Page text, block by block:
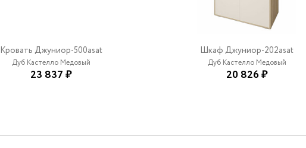
Кровать Джуниор-500asat
Дуб Кастелло Медовый
23 837 ₽
Шкаф Джуниор-202asat
Дуб Кастелло Медовый
20 826 ₽